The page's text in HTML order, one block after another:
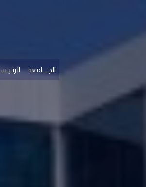
الجــــامعة